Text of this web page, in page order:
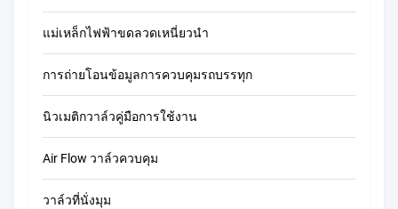
แม่เหล็กไฟฟ้าขดลวดเหนี่ยวนำ
การถ่ายโอนข้อมูลการควบคุมรถบรรทุก
นิวเมติกวาล์วคู่มือการใช้งาน
Air Flow วาล์วควบคุม
วาล์วที่นั่งมุม